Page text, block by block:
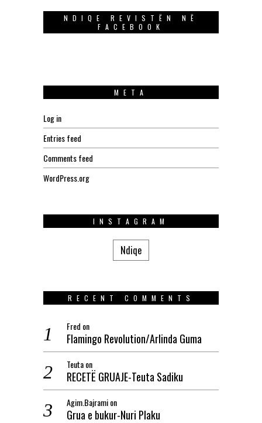
NDIQE REVISTËN NË
FACEBOOK
META
Log in
Entries feed
Comments feed
WordPress.org
INSTAGRAM
Ndiqe
RECENT COMMENTS
Fred on
Flamingo Revolution/Arlinda Guma
Teutaon
RECETË GRUAJE-Teuta Sadiku
Agim.Bajramion
Grua e bukur-Nuri Plaku